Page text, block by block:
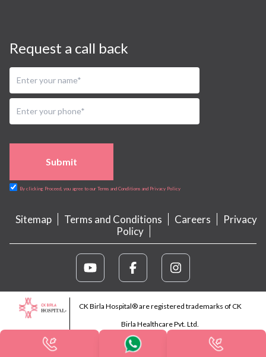
Request a call back
Submit
By clicking Proceed, you agree to our Terms and Conditions and Privacy Policy
Sitemap Terms and Conditions Careers
Privacy
Policy
CK Birla Hospital® are registered trademarks of CK
Birla Healthcare Pvt. Ltd.